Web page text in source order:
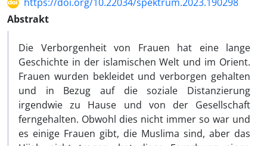
Abstrakt
Die Verborgenheit von Frauen hat eine lange
Geschichte in der islamischen Welt und im Orient.
Frauen wurden bekleidet und verborgen gehalten
und in Bezug auf die soziale Distanzierung
irgendwie zu Hause und von der Gesellschaft
ferngehalten. Obwohl dies nicht immer so war und
es einige Frauen gibt, die Muslima sind, aber das